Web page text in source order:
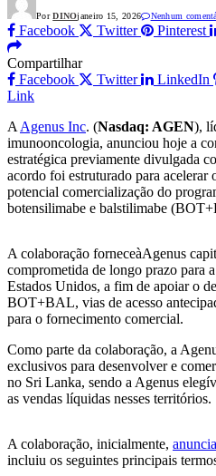
Por DINOjaneiro 15, 2026 Nenhum
Facebook Twitter Pinterest
Compartilhar
Facebook
Twitter LinkedIn
Link
A Agenus Inc. (Nasdaq: AGEN),
imunooncologia, anunciou hoje a
estratégica previamente divulgada
acordo foi estruturado para acelerar
potencial comercialização do
botensilimabe e balstilimabe
A colaboração forneceàAgenus
comprometida de longo prazo para
Estados Unidos, a fim de apoiar o
BOT+BAL, vias de acesso
para o fornecimento comercial.
Como parte da colaboração, a
exclusivos para desenvolver e
no Sri Lanka, sendo a Agenus
as vendas líquidas nesses territórios.
A colaboração, inicialmente,
incluiu os seguintes principais